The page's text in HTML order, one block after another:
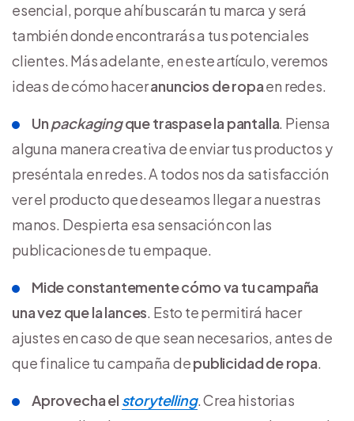
esencial, porque ahí buscarán tu marca y será
también donde encontrarás a tus potenciales
clientes. Más adelante, en este artículo, veremos
ideas de cómo haceranuncios de ropaen redes.
Unpackagingque traspase la pantalla. Piensa
alguna manera creativa de enviar tus productos y
preséntala en redes. A todos nos da satisfacción
ver el producto que deseamos llegar a nuestras
manos. Despierta esa sensación con las
publicaciones de tu empaque.
Mide constantemente cómo va tu campaña
una vez que la lances. Esto te permitirá hacer
ajustes en caso de que sean necesarios, antes de
que finalice tu campaña depublicidad de ropa.
Aprovecha el storytelling. Crea historias